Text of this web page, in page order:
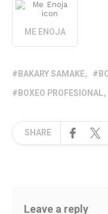
ME ENOJA
BAKARY SAMAKE
BOXEO PROFESIONAL
SHARE
Leave a reply